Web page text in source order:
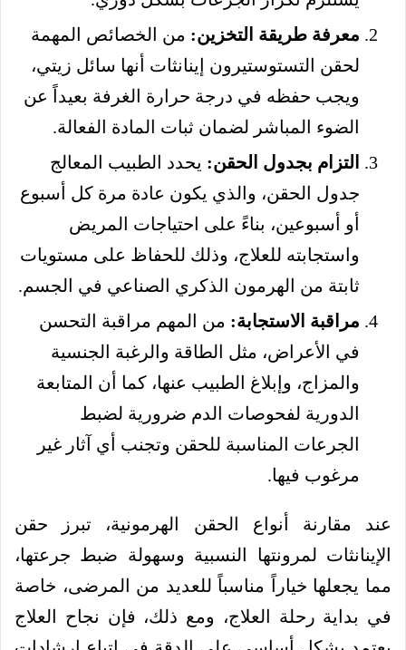
معرفة طريقة التخزين: من الخصائص المهمة
لحقن التستوستيرون إينانثات أنها سائل زيتي،
ويجب حفظه في درجة حرارة الغرفة بعيداً عن
الضوء المباشر لضمان ثبات المادة الفعالة.
التزام بجدول الحقن: يحدد الطبيب المعالج
جدول الحقن، والذي يكون عادة مرة كل أسبوع
أو أسبوعين، بناءً على احتياجات المريض
واستجابته للعلاج، وذلك للحفاظ على مستويات
ثابتة من الهرمون الذكري الصناعي في الجسم.
مراقبة الاستجابة: من المهم مراقبة التحسن
في الأعراض، مثل الطاقة والرغبة الجنسية
والمزاج، وإبلاغ الطبيب عنها، كما أن المتابعة
الدورية لفحوصات الدم ضرورية لضبط
الجرعات المناسبة للحقن وتجنب أي آثار غير
مرغوب فيها.
عند مقارنة أنواع الحقن الهرمونية، تبرز حقن
الإينانثات لمرونتها النسبية وسهولة ضبط جرعتها،
مما يجعلها خياراً مناسباً للعديد من المرضى، خاصة
في بداية رحلة العلاج، ومع ذلك، فإن نجاح العلاج